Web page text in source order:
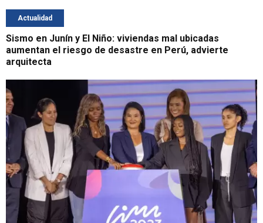
Actualidad
Sismo en Junín y El Niño: viviendas mal ubicadas
aumentan el riesgo de desastre en Perú, advierte
arquitecta